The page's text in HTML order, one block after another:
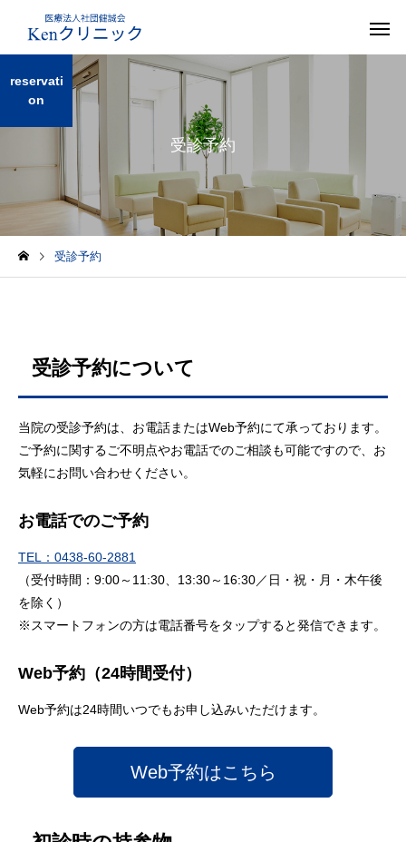
受診予約
reservati
on
受診予約
受診予約について
当院の受診予約は、お電話またはWeb予約にて承っております。
ご予約に関するご不明点やお電話でのご相談も可能ですので、お
気軽にお問い合わせください。
お電話でのご予約
TEL：0438-60-2881
（受付時間：9:00～11:30、13:30～16:30／日・祝・月・木午後
を除く）
※スマートフォンの方は電話番号をタップすると発信できます。
Web予約（24時間受付）
Web予約は24時間いつでもお申し込みいただけます。
Web予約はこちら